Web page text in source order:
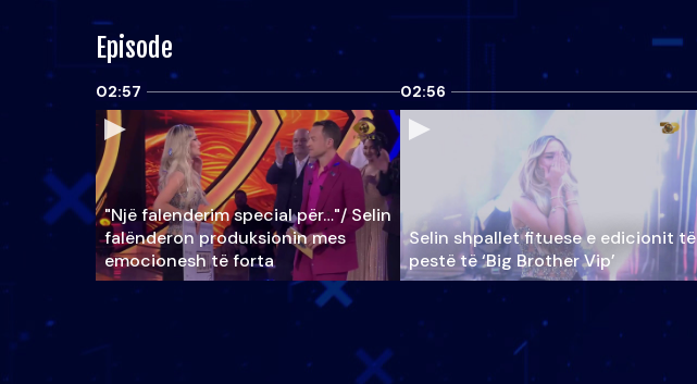
Episode
02:57
"Një falenderim special për…"/ Selin
falënderon produksionin mes
emocionesh të forta
02:56
Selin shpallet fituese e edicionit të
pestë të ‘Big Brother Vip’